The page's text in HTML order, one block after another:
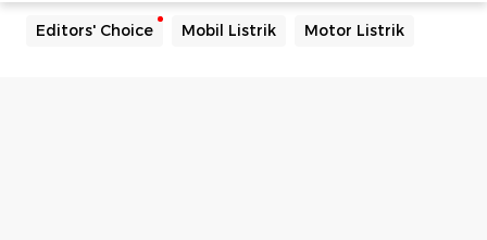
Editors' Choice Mobil Listrik Motor Listrik